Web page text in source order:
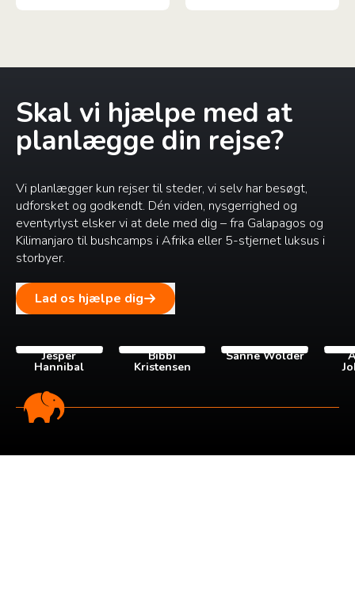
Skal vi hjælpe med at
planlægge din rejse?
Vi planlægger kun rejser til steder, vi selv har besøgt,
udforsket og godkendt. Dén viden, nysgerrighed og
eventyrlyst elsker vi at dele med dig – fra Galapagos og
Kilimanjaro til bushcamps i Afrika eller 5-stjernet luksus i
storbyer.
Lad os hjælpe dig
Jesper
Hannibal
Bibbi
Kristensen
Sanne Wolder